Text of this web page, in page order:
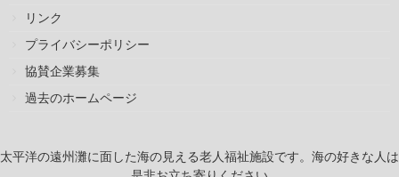
リンク
プライバシーポリシー
協賛企業募集
過去のホームページ
太平洋の遠州灘に面した海の見える老人福祉施設です。海の好きな人は